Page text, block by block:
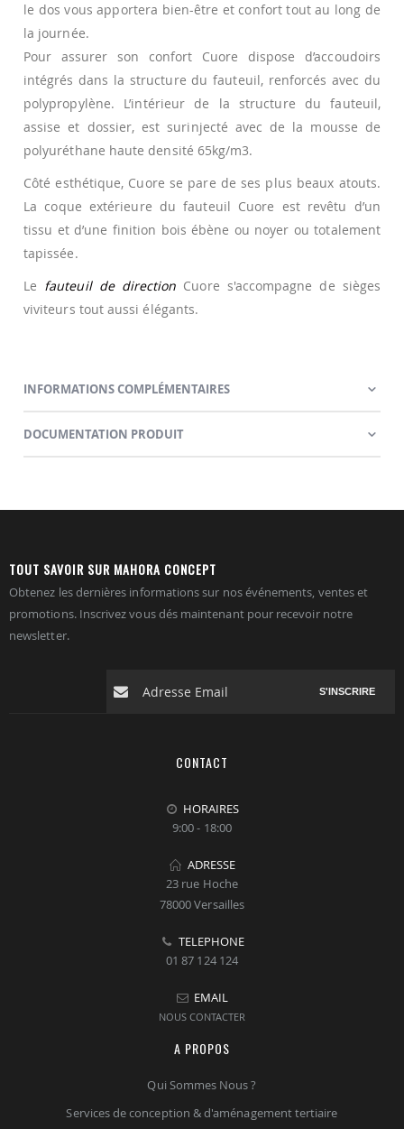
le dos vous apportera bien-être et confort tout au long de
la journée.
Pour assurer son confort Cuore dispose d’accoudoirs
intégrés dans la structure du fauteuil, renforcés avec du
polypropylène. L’intérieur de la structure du fauteuil,
assise et dossier, est surinjecté avec de la mousse de
polyuréthane haute densité 65kg/m3.
Côté esthétique, Cuore se pare de ses plus beaux atouts.
La coque extérieure du fauteuil Cuore est revêtu d’un
tissu et d’une finition bois ébène ou noyer ou totalement
tapissée.
Le fauteuil de direction Cuore s'accompagne de sièges
viviteurs tout aussi élégants.
INFORMATIONS COMPLÉMENTAIRES
DOCUMENTATION PRODUIT
TOUT SAVOIR SUR MAHORA CONCEPT
Obtenez les dernières informations sur nos événements, ventes et
promotions. Inscrivez vous dés maintenant pour recevoir notre
newsletter.
S'INSCRIRE
CONTACT
HORAIRES
9:00 - 18:00
ADRESSE
23 rue Hoche
78000 Versailles
TELEPHONE
01 87 124 124
EMAIL
NOUS CONTACTER
A PROPOS
Qui Sommes Nous ?
Services de conception & d'aménagement tertiaire